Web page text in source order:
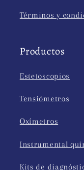
Términos y
Productos
Estetoscopios
Tensiómetros
Oxímetros
Instrumental
Kits de